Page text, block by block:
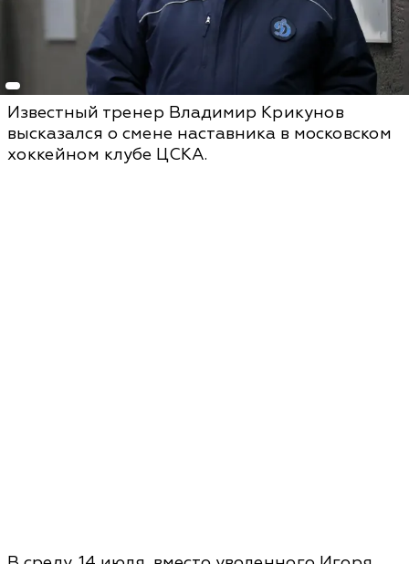
Известный тренер Владимир Крикунов
высказался о смене наставника в московском
хоккейном клубе ЦСКА.